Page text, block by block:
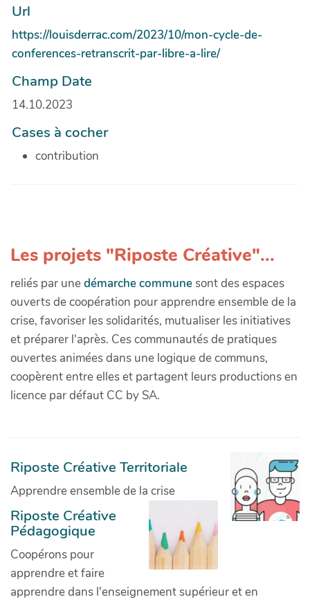
Url
https://louisderrac.com/2023/10/mon-cycle-de-
conferences-retranscrit-par-libre-a-lire/
Champ Date
14.10.2023
Cases à cocher
contribution